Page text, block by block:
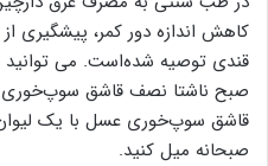
کاهش اندازه دور کمر، پیشگیری
قندی توصیه شده‌است. می توانید
صبح ناشتا نصف قاشق سوپ‌خوری
قاشق سوپ‌خوری عسل با یک
صبحانه میل کنید.